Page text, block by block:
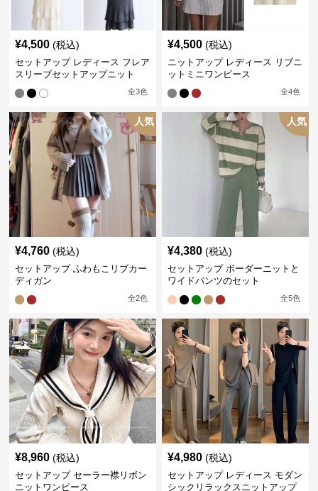
¥4,500 (税込)
セットアップ レディース フレア
スリーブセットアップニット
全3色
¥4,500 (税込)
ニットアップ レディース リブニ
ットミニワンピース
全4色
人気
¥4,760 (税込)
セットアップ ふわもこリブカー
ディガン
全2色
人気
¥4,380 (税込)
セットアップ ボーダーニットと
ワイドパンツのセット
全5色
¥8,960 (税込)
セットアップ セーラー襟リボン
ニットワンピース
¥4,980 (税込)
セットアップ レディース モダン
シックリラックスニットアップ